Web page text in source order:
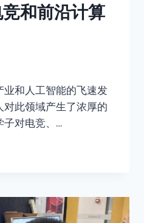
和前沿计算
和人工智能的飞速发
此领域产生了浓厚的
子对电竞、…